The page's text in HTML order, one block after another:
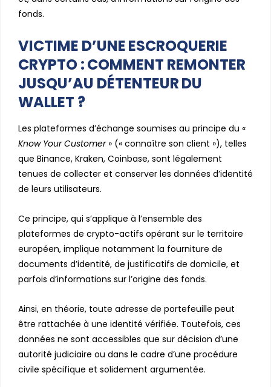
fonds.
VICTIME D’UNE ESCROQUERIE
CRYPTO : COMMENT REMONTER
JUSQU’AU DÉTENTEUR DU
WALLET ?
Les plateformes d’échange soumises au principe du «
Know Your Customer» (« connaître son client »), telles
que Binance, Kraken, Coinbase, sont légalement
tenues de collecter et conserver les données d’identité
de leurs utilisateurs.
Ce principe, qui s’applique à l’ensemble des
plateformes de crypto-actifs opérant sur le territoire
européen, implique notamment la fourniture de
documents d’identité, de justificatifs de domicile, et
parfois d’informations sur l’origine des fonds.
Ainsi, en théorie, toute adresse de portefeuille peut
être rattachée à une identité vérifiée. Toutefois, ces
données ne sont accessibles que sur décision d’une
autorité judiciaire ou dans le cadre d’une procédure
civile spécifique et solidement argumentée.